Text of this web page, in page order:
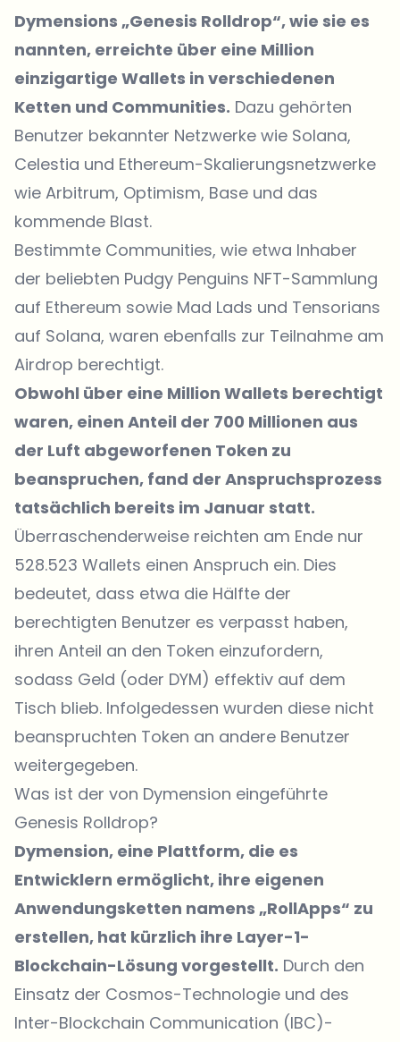
Dymensions „Genesis Rolldrop“, wie sie es
nannten, erreichte über eine Million
einzigartige Wallets in verschiedenen
Ketten und Communities. Dazu gehörten
Benutzer bekannter Netzwerke wie Solana,
Celestia und Ethereum-Skalierungsnetzwerke
wie Arbitrum, Optimism, Base und das
kommende Blast.
Bestimmte Communities, wie etwa Inhaber
der beliebten Pudgy Penguins NFT-Sammlung
auf Ethereum sowie Mad Lads und Tensorians
auf Solana, waren ebenfalls zur Teilnahme am
Airdrop berechtigt.
Obwohl über eine Million Wallets berechtigt
waren, einen Anteil der 700 Millionen aus
der Luft abgeworfenen Token zu
beanspruchen, fand der Anspruchsprozess
tatsächlich bereits im Januar statt.
Überraschenderweise reichten am Ende nur
528.523 Wallets einen Anspruch ein. Dies
bedeutet, dass etwa die Hälfte der
berechtigten Benutzer es verpasst haben,
ihren Anteil an den Token einzufordern,
sodass Geld (oder DYM) effektiv auf dem
Tisch blieb. Infolgedessen wurden diese nicht
beanspruchten Token an andere Benutzer
weitergegeben.
Was ist der von Dymension eingeführte
Genesis Rolldrop?
Dymension, eine Plattform, die es
Entwicklern ermöglicht, ihre eigenen
Anwendungsketten namens „RollApps“ zu
erstellen, hat kürzlich ihre Layer-1-
Blockchain-Lösung vorgestellt. Durch den
Einsatz der Cosmos-Technologie und des
Inter-Blockchain Communication (IBC)-